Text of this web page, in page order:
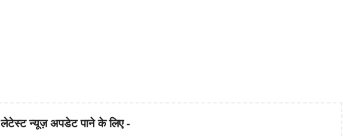
लेटेस्ट न्यूज़ अपडेट पाने के लिए -